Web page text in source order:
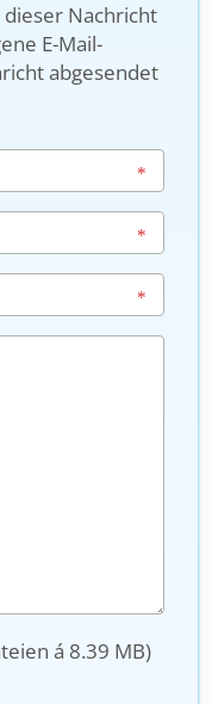
Nachricht
E-Mail-
abgesendet
á 8.39 MB)